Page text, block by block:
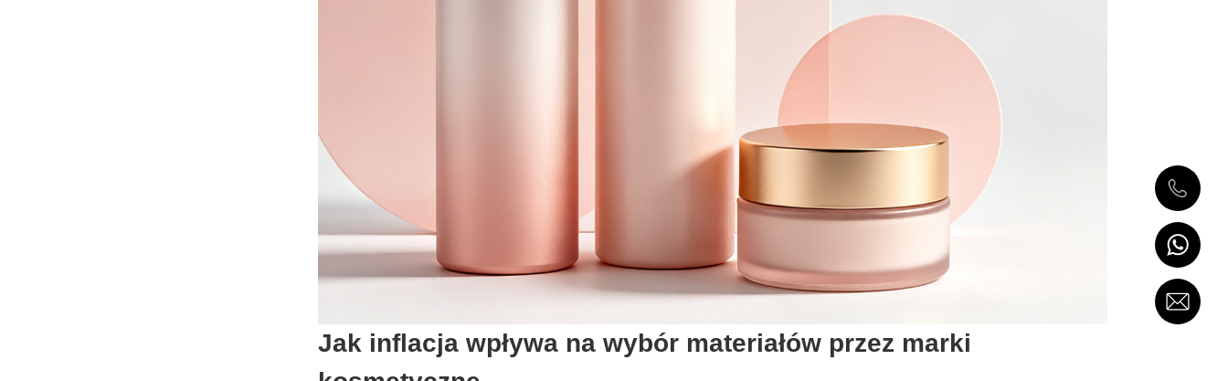
Jak inflacja wpływa na wybór materiałów przez marki